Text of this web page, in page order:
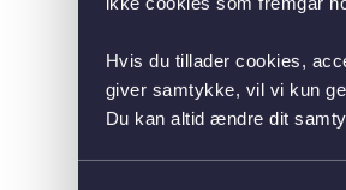
Hvis du tillader cookies,
giver samtykke, vil vi kun
Du kan altid ændre dit